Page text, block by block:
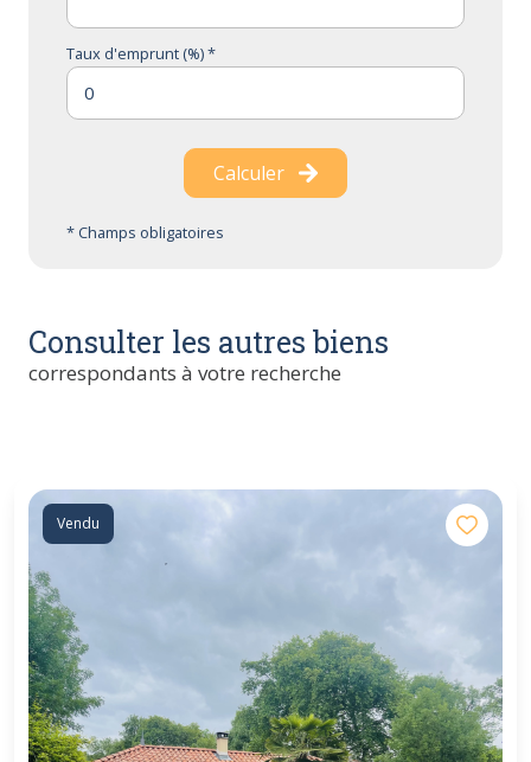
Taux d'emprunt (%) *
Calculer
* Champs obligatoires
Consulter les autres biens
correspondants à votre recherche
Vendu